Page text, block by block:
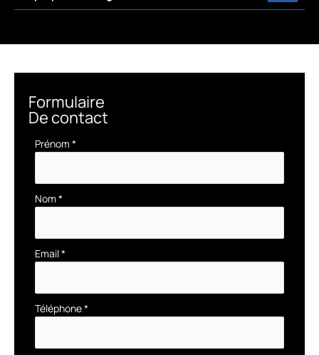
Formulaire
De contact
Formulaire
Prénom *
Nom *
Email*
Téléphone*